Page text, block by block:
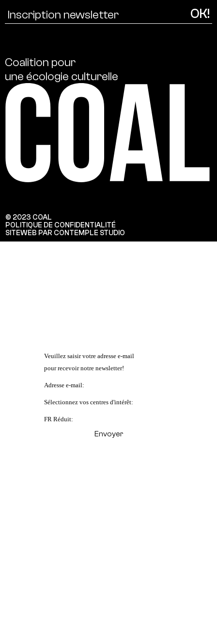
Coalition pour
une écologie culturelle
© 2023 COAL
POLITIQUE DE CONFIDENTIALITÉ
SITEWEB PAR CONTEMPLE STUDIO
Veuillez saisir votre adresse e-mail
pour recevoir notre newsletter!
Adresse e-mail:
Sélectionnez vos centres d'intérêt:
FR Réduit: